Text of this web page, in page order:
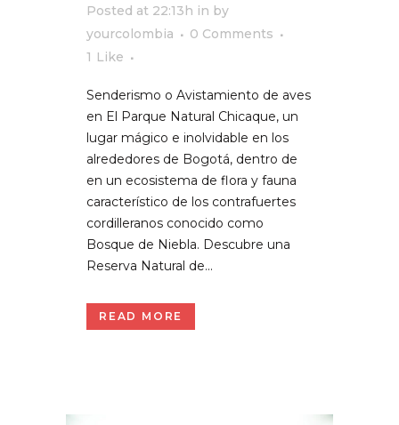
Posted at 22:13h in by
yourcolombia
0 Comments
1 Like
Senderismo o Avistamiento de aves
en El Parque Natural Chicaque, un
lugar mágico e inolvidable en los
alrededores de Bogotá, dentro de
en un ecosistema de flora y fauna
característico de los contrafuertes
cordilleranos conocido como
Bosque de Niebla. Descubre una
Reserva Natural de...
READ MORE